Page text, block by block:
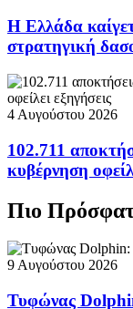
Η Ελλάδα
στρατηγική
4 Αυγούστου 2026
102.711
κυβέρνηση
Πιο
9 Αυγούστου 2026
Τυφώνας